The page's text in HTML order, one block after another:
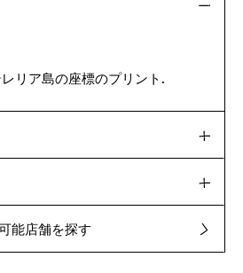
リア島の座標のプリント.
能店舗を探す